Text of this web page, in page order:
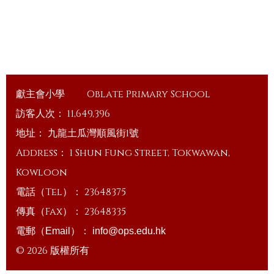
獻主會小學
Oblate Primary School
訪客人次： 11,649,396
地址： 九龍土瓜灣順風街1號
Address： 1 Shun Fung Street, Tokwawan,
Kowloon
電話（Tel）： 23648375
傳真（Fax）： 23648335
電郵（Email）： info@ops.edu.hk
© 2026 版權所有